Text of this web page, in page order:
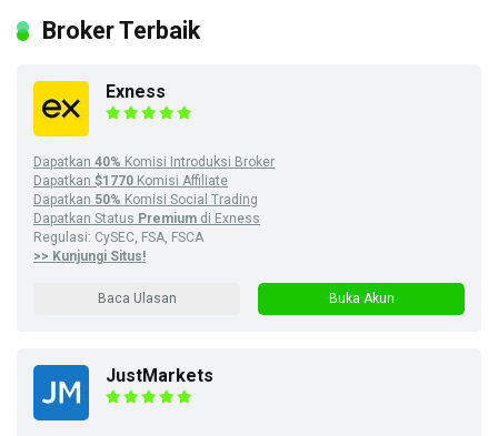
Broker Terbaik
Exness
Dapatkan 40% Komisi Introduksi Broker
Dapatkan $1770 Komisi Affiliate
Dapatkan 50% Komisi Social Trading
Dapatkan Status Premium di Exness
Regulasi: CySEC, FSA, FSCA
>> Kunjungi Situs!
Baca Ulasan Buka Akun
JustMarkets